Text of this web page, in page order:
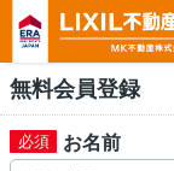
無料会員登録
お名前